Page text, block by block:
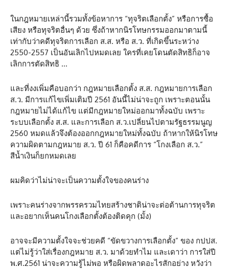
ในกฎหมายเหล่านี้รวมทั้งข้อหาการ “ทุจริตเลือกตั้ง” หรือการซื้อ
เสียง หรือทุจริตอื่นๆ ด้วย ซึ่งถ้าหากนิรโทษกรรมออกมาตามนี้
เท่ากับว่าคดีทุจริตการเลือก ส.ส. หรือ ส.ว. ที่เกิดขึ้นระหว่าง
2550-2557 เป็นอันเลิกไปหมดเลย ใครที่เคยโดนตัดสิทธิก็อาจ
เลิกการตัดสิทธิ …
และที่งงเพิ่มคือบอกว่า กฎหมายเลือกตั้ง ส.ส. กฎหมายการเลือก
ส.ว. มีการแก้ไขเพิ่มเติมปี 2561 อันนี้ไม่น่าจะถูก เพราะตอนนั้น
กฎหมายไม่ได้แก้ไข แต่มีกฎหมายใหม่ออกมาทั้งฉบับ เพราะ
ระบบเลือกตั้ง ส.ส. และการเลือก ส.ว.เปลี่ยนไปตามรัฐธรรมนูญ
2560 หมดแล้วจึงต้องออกกฎหมายใหม่ทั้งฉบับ ถ้าหากให้นิรโทษ
ความผิดตามกฎหมาย ส.ว. ปี 61 ก็คือคดีการ “โกงเลือก ส.ว.”
สีน้ำเงินก็ยกหมดเลย
ผมคิดว่าไม่น่าจะเป็นความตั้งใจของคนร่าง
เพราะคนร่างจากพรรครวมไทยสร้างชาติน่าจะต่อต้านการทุจริต
และอยากเห็นคนโกงเลือกตั้งต้องติดคุก (มั้ง)
อาจจะมีความตั้งใจจะช่วยคดี “ขัดขวางการเลือกตั้ง” ของ กปปส.
แต่ไม่รู้ว่าใส่เรื่องกฎหมาย ส.ว. มาด้วยทำไม และเดาว่า การใส่ปี
พ.ศ.2561 น่าจะความรู้ไม่พอ หรือผิดพลาดอะไรสักอย่าง หวังว่า